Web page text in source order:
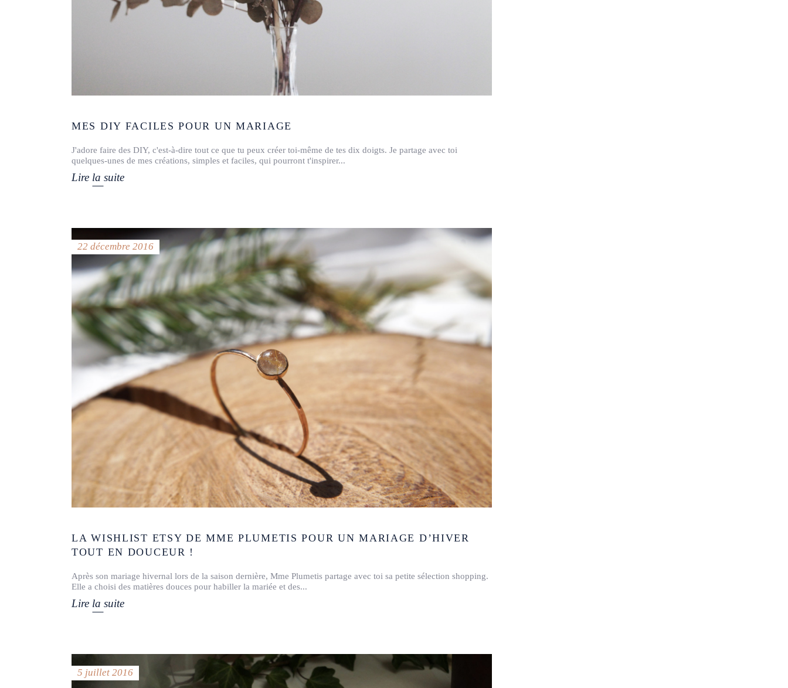
MES DIY FACILES POUR UN MARIAGE
J'adore faire des DIY, c'est-à-dire tout ce que tu peux créer toi-même de tes dix doigts. Je partage avec toi
quelques-unes de mes créations, simples et faciles, qui pourront t'inspirer
Lire la suite
22 décembre 2016
LA WISHLIST ETSY DE MME PLUMETIS POUR UN MARIAGE D’HIVER
TOUT EN DOUCEUR !
Après son mariage hivernal lors de la saison dernière, Mme Plumetis partage avec toi sa petite sélection shopping.
Elle a choisi des matières douces pour habiller la mariée et des
Lire la suite
5 juillet 2016